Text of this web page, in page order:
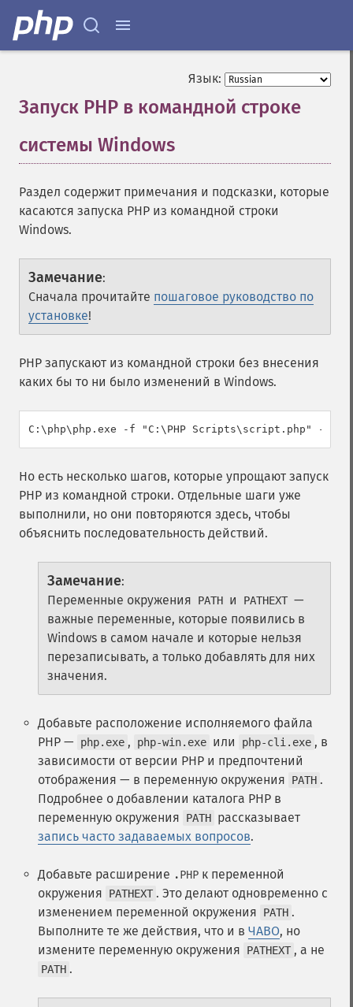
Язык:
Запуск PHP в командной строке
системы Windows
Раздел содержит примечания и подсказки, которые
касаются запуска PHP из командной строки
Windows.
Замечание:
Сначала прочитайте пошаговое руководство по
установке!
PHP запускают из командной строки без внесения
каких бы то ни было изменений в Windows.
Но есть несколько шагов, которые упрощают запуск
PHP из командной строки. Отдельные шаги уже
выполнили, но они повторяются здесь, чтобы
объяснить последовательность действий.
Замечание:
Переменные окружения
PATH и PATHEXT —
важные переменные, которые появились в
Windows в самом начале и которые нельзя
перезаписывать, а только добавлять для них
значения.
Добавьте расположение исполняемого файла
PHP —
php.exe , php-win.exe или php-cli.exe , в
зависимости от версии PHP и предпочтений
отображения — в переменную окружения
PATH .
Подробнее о добавлении каталога PHP в
переменную окружения
PATH рассказывает
запись часто задаваемых вопросов.
Добавьте расширение .PHP к переменной
окружения
PATHEXT . Это делают одновременно с
изменением переменной окружения
PATH .
Выполните те же действия, что и в ЧАВО, но
измените переменную окружения
PATHEXT , а не
PATH .